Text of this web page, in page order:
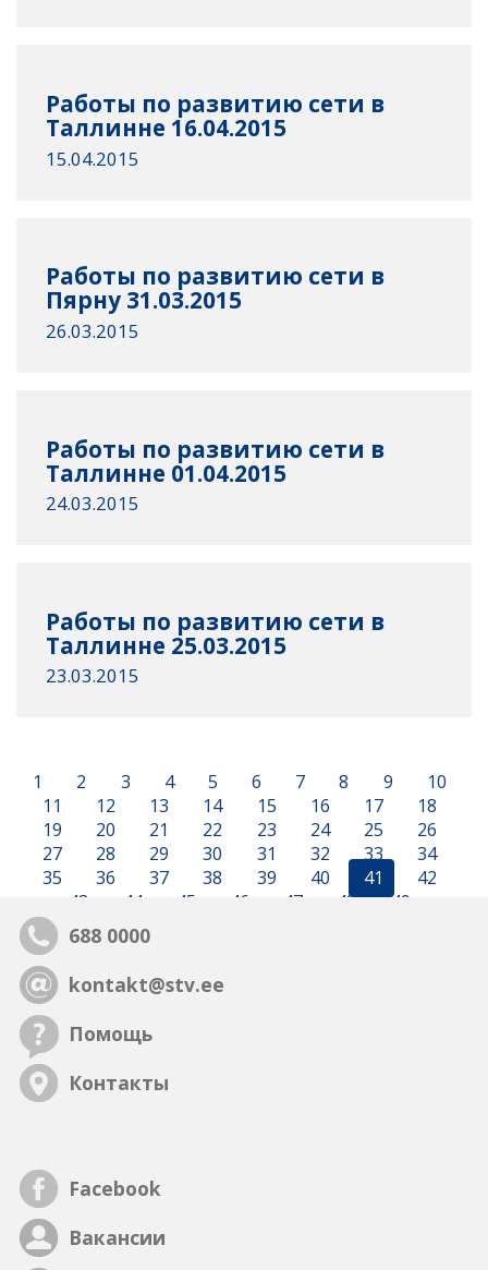
Работы по развитию сети в
Таллинне 16.04.2015
15.04.2015
Работы по развитию сети в
Пярну 31.03.2015
26.03.2015
Работы по развитию сети в
Таллинне 01.04.2015
24.03.2015
Работы по развитию сети в
Таллинне 25.03.2015
23.03.2015
1 2 3 4 5 6 7 8 9
10
11
12 13 14 15 16 17
18
19
20 21 22 23 24 25
26
27
28 29 30 31 32 33
34
35
36 37 38 39 40 41
42
43
44 45 46 47 48 49
688 0000
kontakt@stv.ee
Помощь
Контакты
Facebook
Вакансии